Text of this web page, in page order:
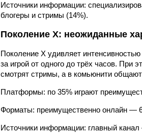
Источники информации:
блогеры и стримы (14%).
Поколение X: неожиданные
Поколение X удивляет
за игрой от одного до трёх часов. При
смотрят стримы, а в комьюнити
Платформы: по 35% играют
Форматы: преимущественно онлайн —
Источники информации: главный